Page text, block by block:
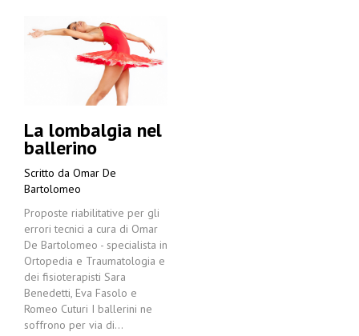
La lombalgia nel
ballerino
Scritto da Omar De
Bartolomeo
Proposte riabilitative per gli
errori tecnici a cura di Omar
De Bartolomeo - specialista in
Ortopedia e Traumatologia e
dei fisioterapisti Sara
Benedetti, Eva Fasolo e
Romeo Cuturi I ballerini ne
soffrono per via di…